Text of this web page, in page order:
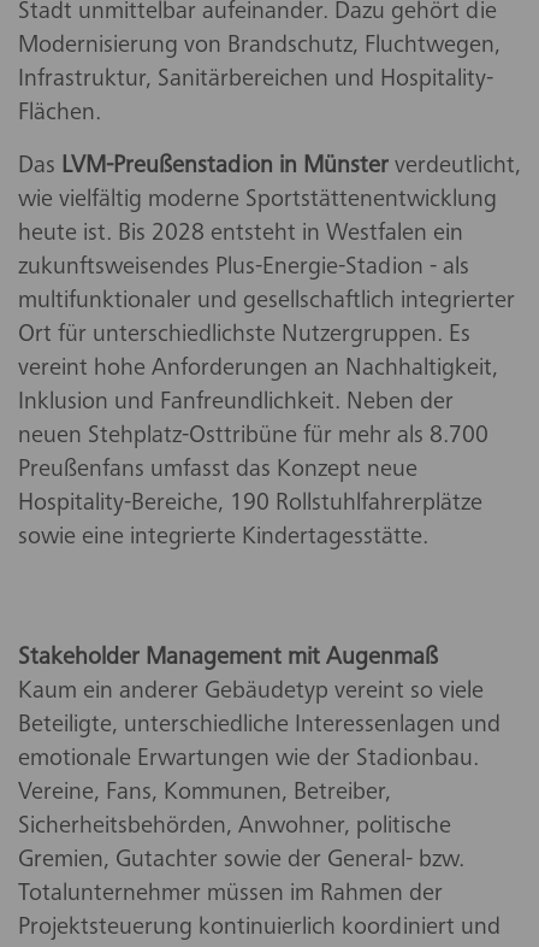
Stadt unmittelbar aufeinander. Dazu gehört die
Modernisierung von Brandschutz, Fluchtwegen,
Infrastruktur, Sanitärbereichen und Hospitality-
Flächen.
Das LVM-Preußenstadion in Münster verdeutlicht,
wie vielfältig moderne Sportstättenentwicklung
heute ist. Bis 2028 entsteht in Westfalen ein
zukunftsweisendes Plus-Energie-Stadion - als
multifunktionaler und gesellschaftlich integrierter
Ort für unterschiedlichste Nutzergruppen. Es
vereint hohe Anforderungen an Nachhaltigkeit,
Inklusion und Fanfreundlichkeit. Neben der
neuen Stehplatz-Osttribüne für mehr als 8.700
Preußenfans umfasst das Konzept neue
Hospitality-Bereiche, 190 Rollstuhlfahrerplätze
sowie eine integrierte Kindertagesstätte.
Stakeholder Management mit Augenmaß
Kaum ein anderer Gebäudetyp vereint so viele
Beteiligte, unterschiedliche Interessenlagen und
emotionale Erwartungen wie der Stadionbau.
Vereine, Fans, Kommunen, Betreiber,
Sicherheitsbehörden, Anwohner, politische
Gremien, Gutachter sowie der General- bzw.
Totalunternehmer müssen im Rahmen der
Projektsteuerung kontinuierlich koordiniert und